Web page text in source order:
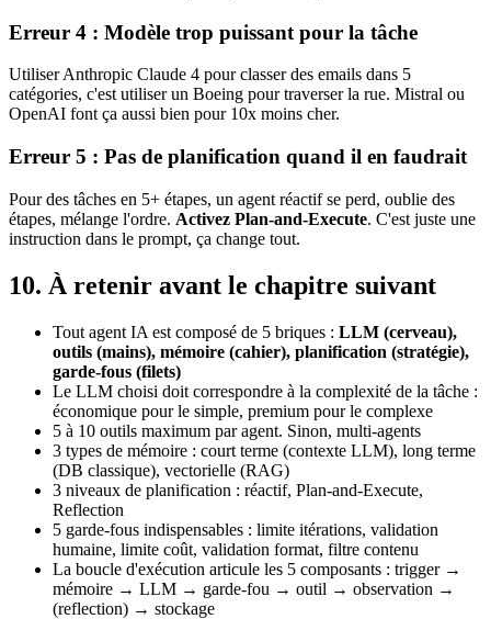
Erreur 4 : Modèle trop puissant pour la tâche
UtiliserAnthropic Claude 4 pour classer des emails dans 5
catégories, c'est utiliser un Boeing pour traverser la rue. Mistral ou
OpenAI font ça aussi bien pour 10x moins cher.
Erreur 5 : Pas de planification quand il en faudrait
Pour des tâches en 5+ étapes, un agent réactif se perd, oublie des
étapes, mélange l'ordre. Activez Plan-and-Execute. C'est juste une
instruction dans le prompt, ça change tout.
10. À retenir avant le chapitre suivant
Tout agent IA est composé de 5 briques : LLM (cerveau),
outils (mains), mémoire (cahier), planification (stratégie),
garde-fous (filets)
Le LLM choisi doit correspondre à la complexité de la tâche :
économique pour le simple, premium pour le complexe
5 à 10 outils maximum par agent. Sinon, multi-agents
3 types de mémoire : court terme (contexte LLM), long terme
(DB classique), vectorielle (RAG)
3 niveaux de planification : réactif, Plan-and-Execute,
Reflection
5 garde-fous indispensables : limite itérations, validation
humaine, limite coût, validation format, filtre contenu
La boucle d'exécution articule les 5 composants : trigger →
mémoire → LLM → garde-fou → outil → observation →
(reflection) → stockage